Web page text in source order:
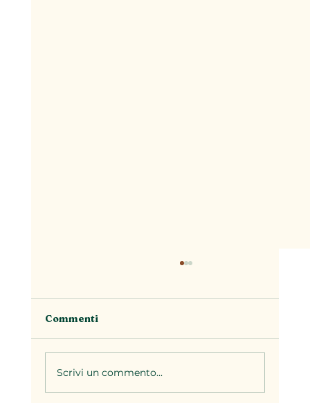
Commenti
Scrivi un commento...